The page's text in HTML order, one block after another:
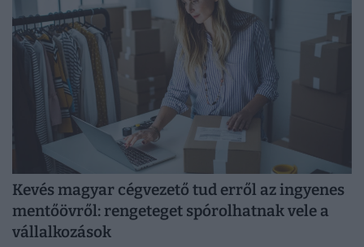
Kevés magyar cégvezető tud erről az ingyenes
mentőövről: rengeteget spórolhatnak vele a
vállalkozások